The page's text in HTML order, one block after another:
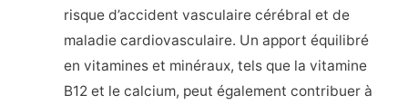
risque d’accident vasculaire cérébral et de
maladie cardiovasculaire. Un apport équilibré
en vitamines et minéraux, tels que la vitamine
B12 et le calcium, peut également contribuer à